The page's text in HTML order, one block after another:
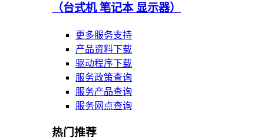
（台式机 笔记本 显示器）
更多服务支持
产品资料下载
驱动程序下载
服务政策查询
服务产品查询
服务网点查询
热门推荐